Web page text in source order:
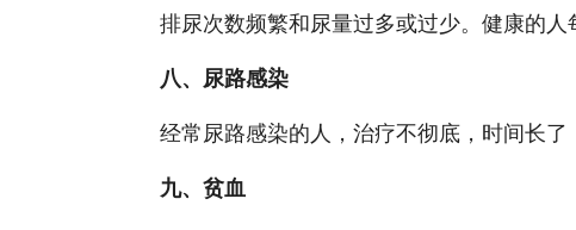
排尿次数频繁和尿量过多或过少。健康的人
八、尿路感染
经常尿路感染的人，治疗不彻底，时间长了
九、贫血